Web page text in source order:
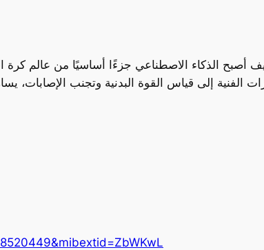
أصبح الذكاء الاصطناعي جزءًا أساسيًا من